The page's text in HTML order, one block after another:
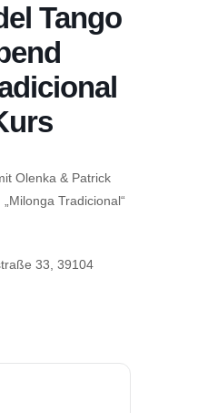
Tango
Olenka & Patrick
Tradicional“
33, 39104